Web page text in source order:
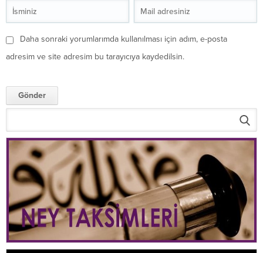
Daha sonraki yorumlarımda kullanılması için adım, e-posta
adresim ve site adresim bu tarayıcıya kaydedilsin.